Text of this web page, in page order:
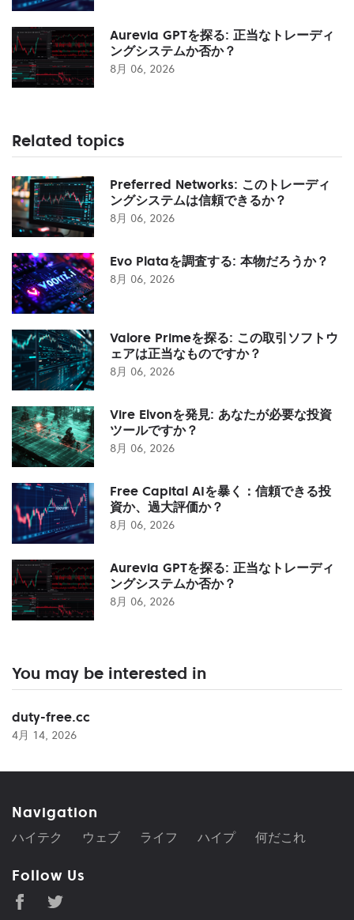
Aurevia GPTを探る: 正当なトレーディ
ングシステムか否か？
8月 06, 2026
Related topics
Preferred Networks: このトレーディ
ングシステムは信頼できるか？
8月 06, 2026
Evo Plataを調査する: 本物だろうか？
8月 06, 2026
Valore Primeを探る: この取引ソフトウ
ェアは正当なものですか？
8月 06, 2026
Vire Elvonを発見: あなたが必要な投資
ツールですか？
8月 06, 2026
Free Capital AIを暴く：信頼できる投
資か、過大評価か？
8月 06, 2026
Aurevia GPTを探る: 正当なトレーディ
ングシステムか否か？
8月 06, 2026
You may be interested in
duty-free.cc
4月 14, 2026
Navigation
ハイテク ウェブ ライフ ハイプ 何だこれ
Follow Us